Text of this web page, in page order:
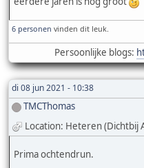
6 personen vinden dit leuk.
Persoonlijke blogs:
di 08 jun 2021 - 10:38
TMCThomas
Location: Heteren (Dichtbij
Prima ochtendrun.